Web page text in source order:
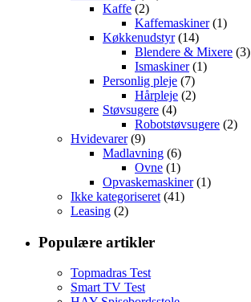
Kaffe (2)
Kaffemaskiner(1)
Køkkenudstyr(14)
Blendere & Mixere (3)
Ismaskiner(1)
Personlig pleje (7)
Hårpleje (2)
Støvsugere (4)
Robotstøvsugere (2)
Hvidevarer(9)
Madlavning (6)
Ovne (1)
Opvaskemaskiner(1)
Ikke kategoriseret (41)
Leasing (2)
Populære artikler
Topmadras Test
Smart TV Test